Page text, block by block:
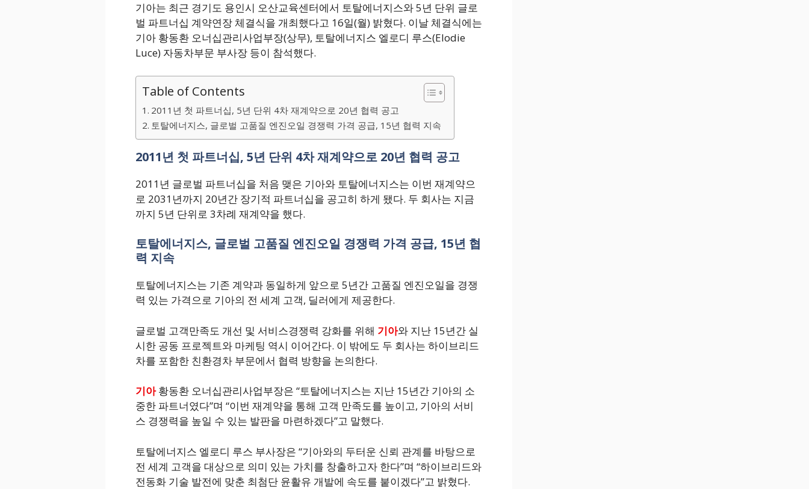
기아는 최근 경기도 용인시 오산교육센터에서 토탈에너지스와 5년 단위 글로
벌 파트너십 계약연장 체결식을 개최했다고 16일(월) 밝혔다. 이날 체결식에는
기아 황동환 오너십관리사업부장(상무), 토탈에너지스 엘로디 루스(Elodie
Luce) 자동차부문 부사장 등이 참석했다.
Table of Contents
2011년 첫 파트너십, 5년 단위 4차 재계약으로 20년 협력 공고
토탈에너지스, 글로벌 고품질 엔진오일 경쟁력 가격 공급, 15년 협력 지속
2011년 첫 파트너십, 5년 단위 4차 재계약으로 20년 협력 공고
2011년 글로벌 파트너십을 처음 맺은 기아와 토탈에너지스는 이번 재계약으
로 2031년까지 20년간 장기적 파트너십을 공고히 하게 됐다. 두 회사는 지금
까지 5년 단위로 3차례 재계약을 했다.
토탈에너지스, 글로벌 고품질 엔진오일 경쟁력 가격 공급, 15년 협
력 지속
토탈에너지스는 기존 계약과 동일하게 앞으로 5년간 고품질 엔진오일을 경쟁
력 있는 가격으로 기아의 전 세계 고객, 딜러에게 제공한다.
글로벌 고객만족도 개선 및 서비스경쟁력 강화를 위해 기아와 지난 15년간 실
시한 공동 프로젝트와 마케팅 역시 이어간다. 이 밖에도 두 회사는 하이브리드
차를 포함한 친환경차 부문에서 협력 방향을 논의한다.
기아황동환 오너십관리사업부장은 “토탈에너지스는 지난 15년간 기아의 소
중한 파트너였다”며 “이번 재계약을 통해 고객 만족도를 높이고, 기아의 서비
스 경쟁력을 높일 수 있는 발판을 마련하겠다”고 말했다.
토탈에너지스 엘로디 루스 부사장은 “기아와의 두터운 신뢰 관계를 바탕으로
전 세계 고객을 대상으로 의미 있는 가치를 창출하고자 한다”며 “하이브리드와
전동화 기술 발전에 맞춘 최첨단 윤활유 개발에 속도를 붙이겠다”고 밝혔다.